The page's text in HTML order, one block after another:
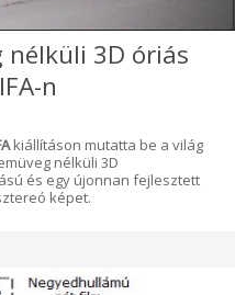
nélküli 3D óriás
n
kiállításon mutatta be a világ
nélküli 3D
és egy újonnan fejlesztett
képet.